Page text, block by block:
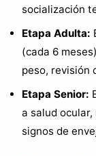
socialización
Etapa Adulta:
(cada 6
peso, revisión
Etapa Senior:
a salud
signos de